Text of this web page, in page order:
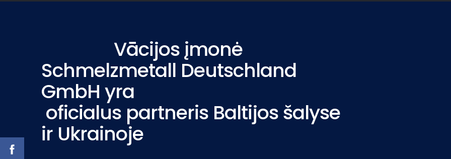
Vācijos įmonė
Schmelzmetall Deutschland
GmbH yra
oficialus partneris Baltijos šalyse
ir Ukrainoje